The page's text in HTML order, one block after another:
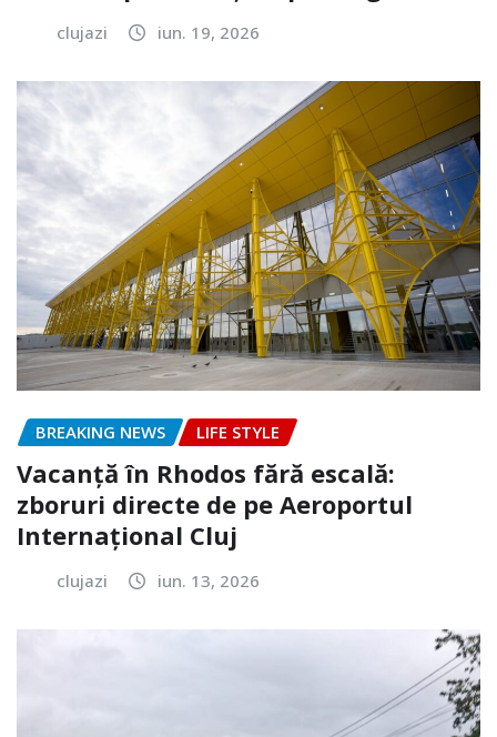
clujazi iun. 19, 2026
BREAKING NEWS LIFE STYLE
Vacanță în Rhodos fără escală:
zboruri directe de pe Aeroportul
Internațional Cluj
clujazi iun. 13, 2026